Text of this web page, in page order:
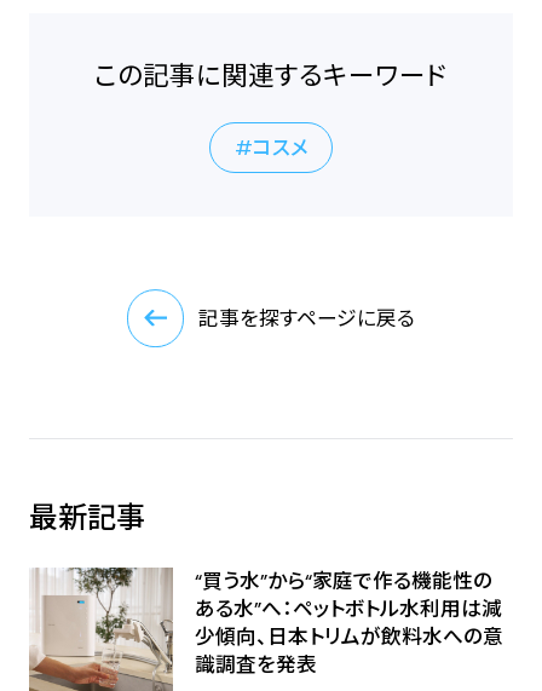
この記事に関連するキーワード
コスメ
記事を探すページに戻る
最新記事
“買う水”から“家庭で作る機能性の
ある水”へ：ペットボトル水利用は減
少傾向、日本トリムが飲料水への意
識調査を発表